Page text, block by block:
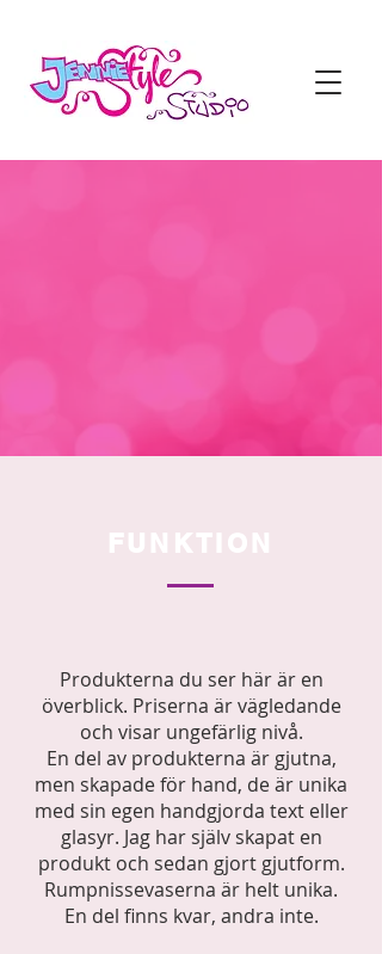
FUNKTION
Produkterna du ser här är en
överblick. Priserna är vägledande
och visar ungefärlig nivå.
En del av produkterna är gjutna,
men skapade för hand, de är unika
med sin egen handgjorda text eller
glasyr. Jag har själv skapat en
produkt och sedan gjort gjutform.
Rumpnissevaserna är helt unika.
En del finns kvar, andra inte.